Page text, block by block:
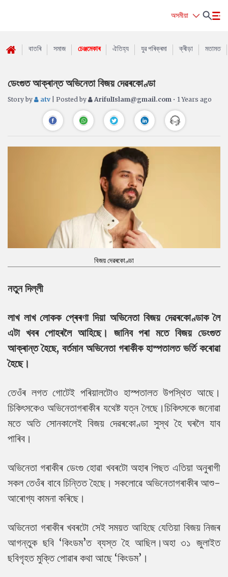
অসমীয়া
বাতৰি সমাজ চেঞ্জমেকাৰ ঐতিহ্য যুৱ পৰিক্ৰমা ক্ৰীড়া মতামত
ডেংগুত আক্ৰান্ত অভিনেতা বিজয় দেৱৰকোণ্ডা
Story by atv | Posted by ArifulIslam@gmail.com • 1 Years ago
বিজয় দেৱৰকোণ্ডা
নতুন দিল্লী
লাখ লাখ লোকক প্ৰেৰণা দিয়া অভিনেতা বিজয় দেৱৰকোণ্ডাক লৈ
এটা খবৰ পোহৰলৈ আহিছে। জানিব পৰা মতে বিজয় ডেংগুত
আক্ৰান্ত হৈছে, বৰ্তমান অভিনেতা গৰাকীক হাস্পতালত ভৰ্তি কৰোৱা
হৈছে।
তেওঁৰ লগত গোটেই পৰিয়ালটোও হাস্পতালত উপস্থিত আছে।
চিকিৎসকেও অভিনেতাগৰাকীৰ যথেষ্ট যত্ন লৈছে।চিকিৎসকে জনোৱা
মতে অতি সোনকালেই বিজয় দেৱৰকোণ্ডা সুস্থ হৈ ঘৰলৈ যাব
পাৰিব।
অভিনেতা গৰাকীৰ ডেংগু হোৱা খবৰটো অহাৰ পিছত এতিয়া অনুৰাগী
সকল তেওঁৰ বাবে চিন্তিত হৈছে। সকলোৱে অভিনেতাগৰাকীৰ আশু-
আৰোগ্য কামনা কৰিছে।
অভিনেতা গৰাকীৰ খবৰটো সেই সময়ত আহিছে যেতিয়া বিজয় নিজৰ
আগন্তুক ছবি ‘কিংডম’ত ব্যস্ত হৈ আছিল।অহা ৩১ জুলাইত
ছবিগৃহত মুক্তি পোৱাৰ কথা আছে ‘কিংডম’।